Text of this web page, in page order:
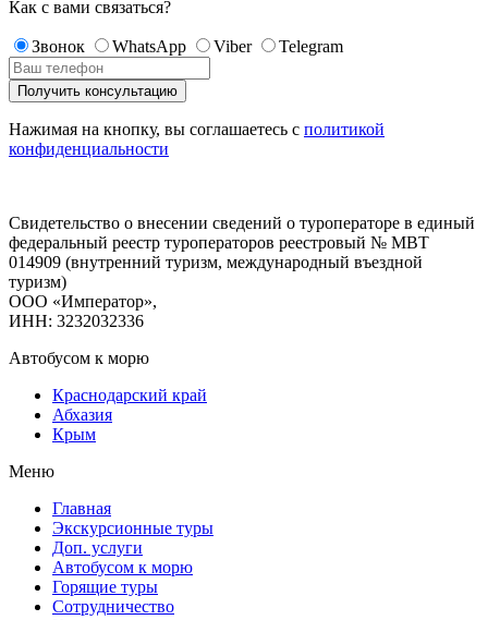
Как с вами связаться?
Звонок WhatsApp Viber Telegram
Нажимая на кнопку, вы соглашаетесь с политикой
конфиденциальности
Свидетельство о внесении сведений о туроператоре в единый
федеральный реестр туроператоров реестровый № МВТ
014909 (внутренний туризм, международный въездной
туризм)
ООО «Император»,
ИНН: 3232032336
Автобусом к морю
Краснодарский край
Абхазия
Крым
Меню
Главная
Экскурсионные туры
Доп. услуги
Автобусом к морю
Горящие туры
Сотрудничество